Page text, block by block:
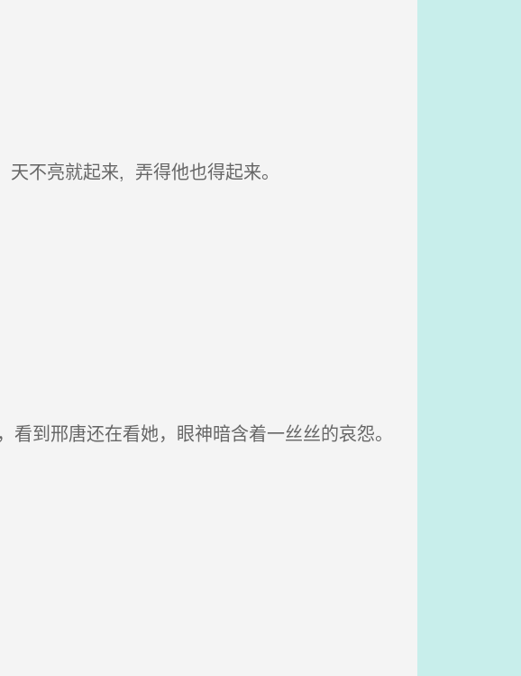
不亮就起来, 弄得他也得起来。
到邢唐还在看她，眼神暗含着一丝丝的哀怨。